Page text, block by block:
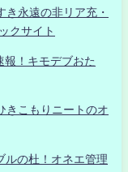
き永遠の非リア充・
クサイト
報！キモデブおた
こもりニートのオ
ルの杜！オネエ管理